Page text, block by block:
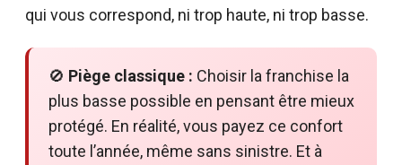
qui vous correspond, ni trop haute, ni trop basse.
🚫 Piège classique : Choisir la franchise la
plus basse possible en pensant être mieux
protégé. En réalité, vous payez ce confort
toute l’année, même sans sinistre. Et à